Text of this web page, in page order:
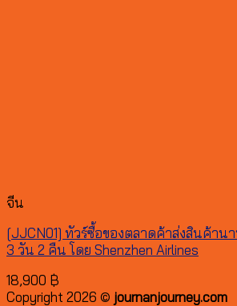
จีน
[JJCN01] ทัวร์ซื้อของตลาดค้าส่งสินค้าน
3 วัน 2 คืน โดย Shenzhen Airlines
18,900 ฿
Copyright 2026 © journanjourney.com